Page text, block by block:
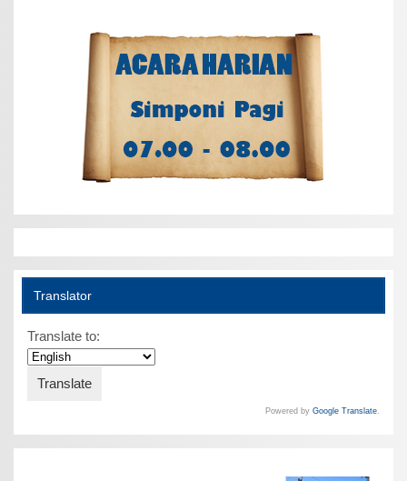
Translator
Translate to:
Powered by Google Translate.